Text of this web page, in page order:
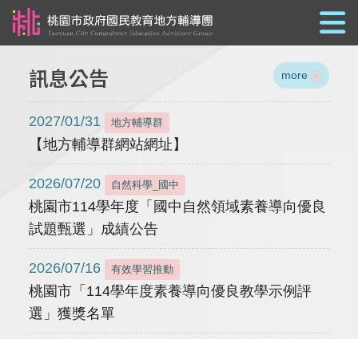
訊息公告 more
2027/01/31 地方輔導群
【地方輔導群網站網址】
2026/07/20 自然科學_國中
桃園市114學年度「國中自然領域素養導向優良
試題甄選」成績公告
2026/07/16 有效學習推動
桃園市「114學年度素養導向優良教學示例評
選」獲獎名單